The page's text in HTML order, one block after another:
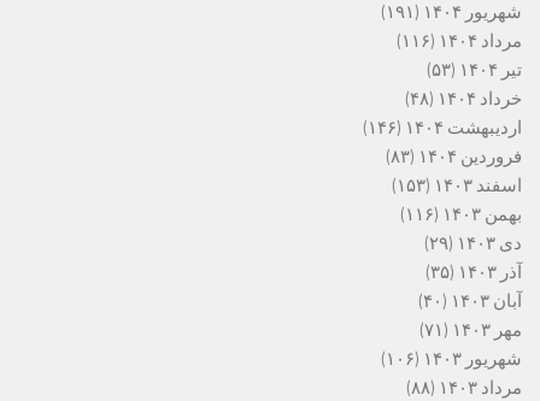
شهریور ۱۴۰۴
(۱۹۱)
مرداد ۱۴۰۴
(۱۱۶)
تیر ۱۴۰۴
(۵۳)
خرداد ۱۴۰۴
(۴۸)
اردیبهشت ۱۴۰۴
(۱۴۶)
فروردین ۱۴۰۴
(۸۳)
اسفند ۱۴۰۳
(۱۵۳)
بهمن ۱۴۰۳
(۱۱۶)
دی ۱۴۰۳
(۲۹)
آذر ۱۴۰۳
(۳۵)
آبان ۱۴۰۳
(۴۰)
مهر ۱۴۰۳
(۷۱)
شهریور ۱۴۰۳
(۱۰۶)
مرداد ۱۴۰۳
(۸۸)